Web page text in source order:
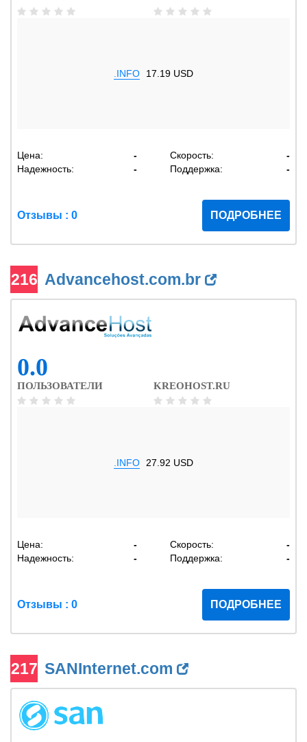
.INFO 17.19 USD
Цена: - Скорость:
-
Надежность:
- Поддержка: -
Отзывы : 0 ПОДРОБНЕЕ
216 Advancehost.com.br
0.0
ПОЛЬЗОВАТЕЛИ KREOHOST.RU
.INFO 27.92 USD
Цена: - Скорость:
-
Надежность:
- Поддержка: -
Отзывы : 0 ПОДРОБНЕЕ
217 SANInternet.com